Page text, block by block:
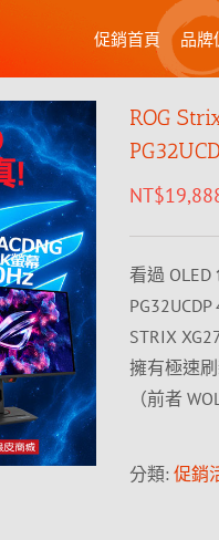
促銷首頁 品牌
ROG
NT$
看過
STRIX
擁有極速
（前者
分類: 促銷